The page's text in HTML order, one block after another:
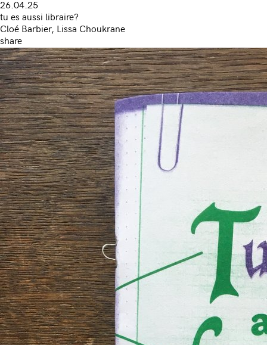
26.04.25
tu es aussi libraire?
Cloé Barbier, Lissa Choukrane
share